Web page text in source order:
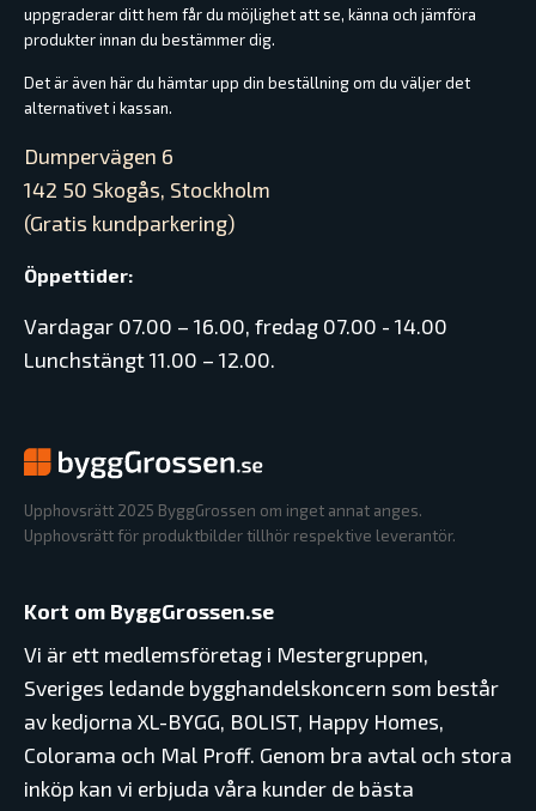
uppgraderar ditt hem får du möjlighet att se, känna och jämföra
produkter innan du bestämmer dig.
Det är även här du hämtar upp din beställning om du väljer det
alternativet i kassan.
Dumpervägen 6
142 50 Skogås, Stockholm
(Gratis kundparkering)
Öppettider:
Vardagar 07.00 – 16.00, fredag 07.00 - 14.00
Lunchstängt 11.00 – 12.00.
Upphovsrätt 2025 ByggGrossen om inget annat anges.
Upphovsrätt för produktbilder tillhör respektive leverantör.
Kort om ByggGrossen.se
Vi är ett medlemsföretag i Mestergruppen,
Sveriges ledande bygghandelskoncern som består
av kedjorna XL-BYGG, BOLIST, Happy Homes,
Colorama och Mal Proff. Genom bra avtal och stora
inköp kan vi erbjuda våra kunder de bästa